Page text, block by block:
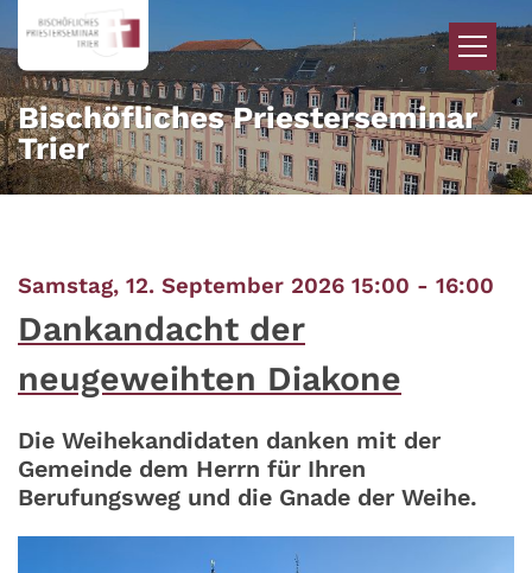
Zum Inhalt springen
Bischöfliches Priesterseminar
Trier
Samstag, 12. September 2026 15:00 - 16:00
Dankandacht der
neugeweihten Diakone
Die Weihekandidaten danken mit der
Gemeinde dem Herrn für Ihren
Berufungsweg und die Gnade der Weihe.